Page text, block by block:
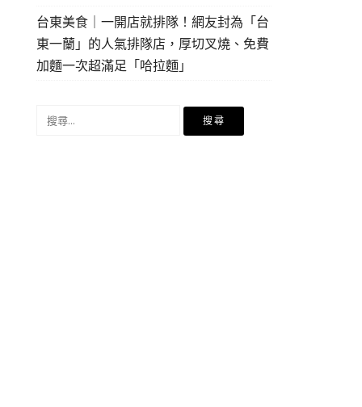
台東美食｜一開店就排隊！網友封為「台
東一蘭」的人氣排隊店，厚切叉燒、免費
加麵一次超滿足「哈拉麵」